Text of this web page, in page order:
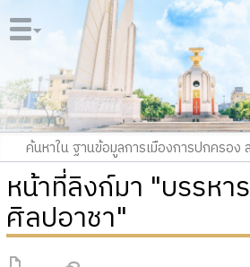
หน้าที่ลิงก์มา "บรรหาร
ศิลปอาชา"